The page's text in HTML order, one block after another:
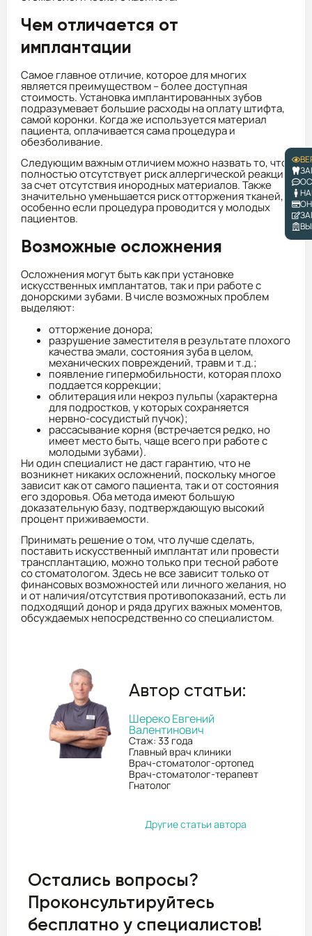
Чем отличается от
имплантации
Самое главное отличие, которое для многих
является преимуществом – более доступная
стоимость. Установка имплантированных зубов
подразумевает большие расходы на оплату штифта,
самой коронки. Когда же используется материал
пациента, оплачивается сама процедура и
обезболивание.
Следующим важным отличием можно назвать то, что
полностью отсутствует риск аллергической реакции
за счет отсутствия инородных материалов. Также
значительно уменьшается риск отторжения тканей,
особенно если процедура проводится у молодых
пациентов.
Возможные осложнения
Осложнения могут быть как при установке
искусственных имплантатов, так и при работе с
донорскими зубами. В числе возможных проблем
выделяют:
отторжение донора;
разрушение заместителя в результате плохого
качества эмали, состояния зуба в целом,
механических повреждений, травм и т.д.;
появление гипермобильности, которая плохо
поддается коррекции;
облитерация или некроз пульпы (характерна
для подростков, у которых сохраняется
нервно-сосудистый пучок);
рассасывание корня (встречается редко, но
имеет место быть, чаще всего при работе с
молодыми зубами).
Ни один специалист не даст гарантию, что не
возникнет никаких осложнений, поскольку многое
зависит как от самого пациента, так и от состояния
его здоровья. Оба метода имеют большую
доказательную базу, подтверждающую высокий
процент приживаемости.
Принимать решение о том, что лучше сделать,
поставить искусственный имплантат или провести
трансплантацию, можно только при тесной работе
со стоматологом. Здесь не все зависит только от
финансовых возможностей или личного желания, но
и от наличия/отсутствия противопоказаний, есть ли
подходящий донор и ряда других важных моментов,
обсуждаемых непосредственно со специалистом.
Автор статьи:
Шереко Евгений
Валентинович
Стаж: 33 года
Главный врач клиники
Врач-стоматолог-ортопед
Врач-стоматолог-терапевт
Гнатолог
Другие статьи автора
Остались вопросы?
Проконсультируйтесь
бесплатно у специалистов!